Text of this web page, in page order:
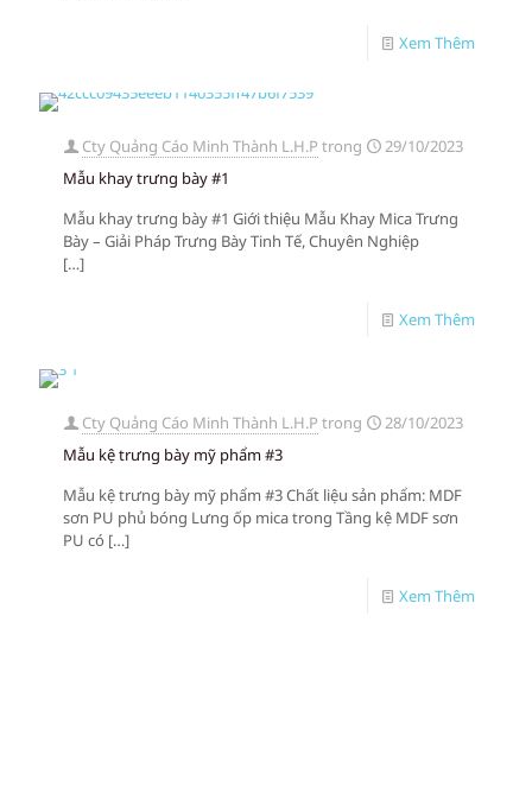
Xem Thêm
Cty Quảng Cáo Minh Thành L.H.P trong
29/10/2023
Mẫu khay trưng bày #1
Mẫu khay trưng bày #1 Giới thiệu Mẫu Khay Mica Trưng
Bày – Giải Pháp Trưng Bày Tinh Tế, Chuyên Nghiệp
[…]
Xem Thêm
Cty Quảng Cáo Minh Thành L.H.P trong
28/10/2023
Mẫu kệ trưng bày mỹ phẩm #3
Mẫu kệ trưng bày mỹ phẩm #3 Chất liệu sản phẩm: MDF
sơn PU phủ bóng Lưng ốp mica trong Tầng kệ MDF sơn
PU có […]
Xem Thêm